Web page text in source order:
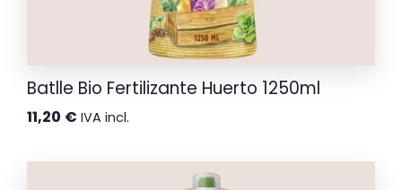
Batlle Bio Fertilizante Huerto 1250ml
11,20 € IVA incl.